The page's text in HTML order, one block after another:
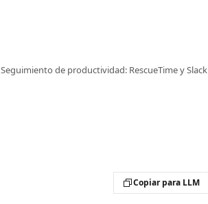
Seguimiento de productividad: RescueTime y Slack
Copiar para LLM